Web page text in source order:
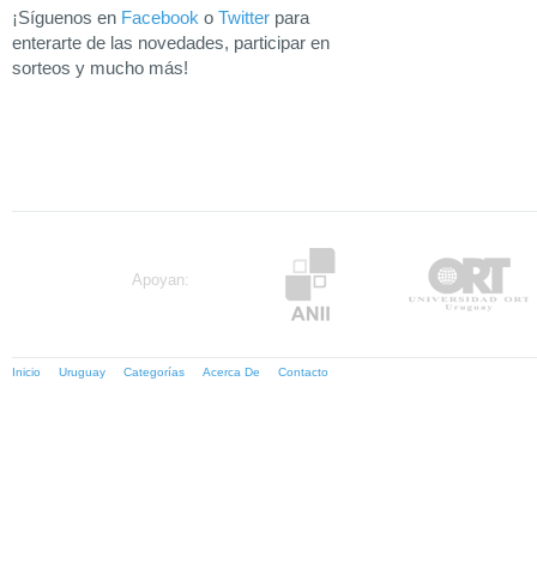
¡Síguenos en Facebook o Twitter para
enterarte de las novedades, participar en
sorteos y mucho más!
Apoyan:
Inicio Uruguay Categorías Acerca De Contacto